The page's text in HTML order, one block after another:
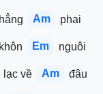
Am phai
Em nguôi
lạc về Am đâu